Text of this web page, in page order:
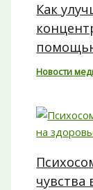
Как
Новости
чувства